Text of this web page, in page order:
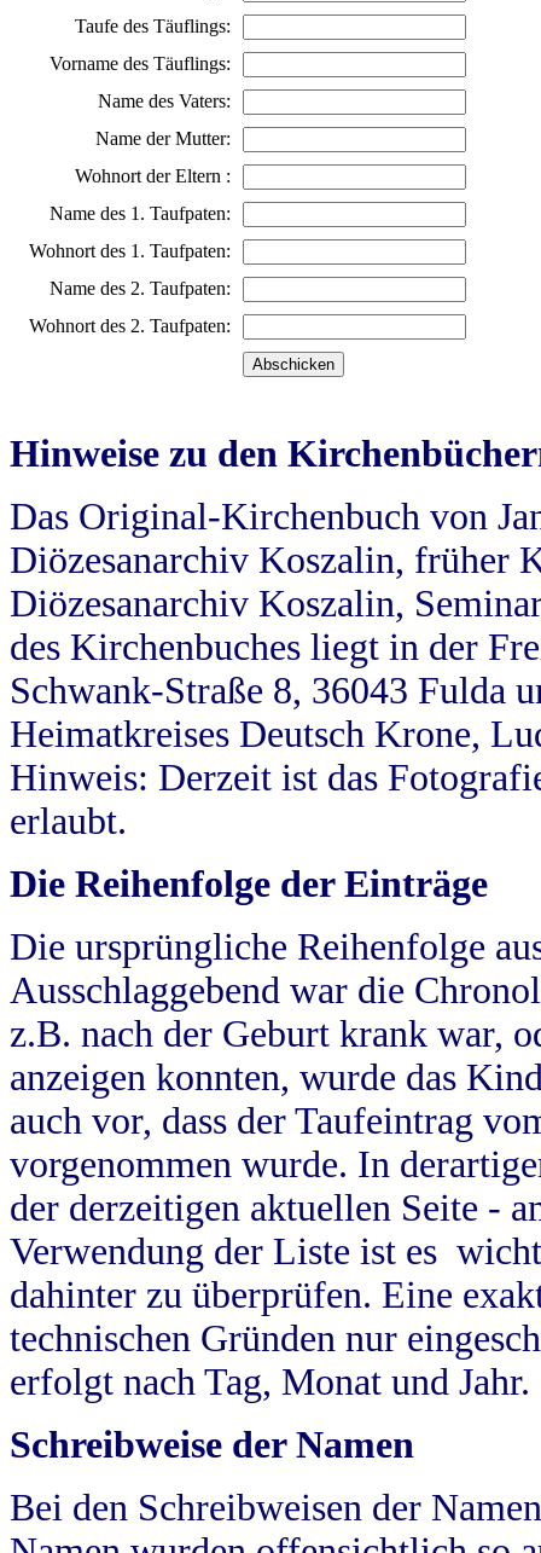
Taufe des Täuflings:
Vorname des Täuflings:
Name des Vaters:
Name der Mutter:
Wohnort der Eltern :
Name des 1. Taufpaten:
Wohnort des 1. Taufpaten:
Name des 2. Taufpaten:
Wohnort des 2. Taufpaten:
Hinweise zu den
Das Original-Kirchenbuch von
Diözesanarchiv Koszalin, früher
Diözesanarchiv Koszalin,
des Kirchenbuches liegt in der
Schwank-Straße 8, 36043 Fulda
Heimatkreises Deutsch Krone,
Hinweis: Derzeit ist das
erlaubt.
Die Reihenfolge der Einträge
Die ursprüngliche Reihenfolge
Ausschlaggebend war die
z.B. nach der Geburt krank war,
anzeigen konnten, wurde das
auch vor, dass der Taufeintrag
vorgenommen wurde. In
der derzeitigen aktuellen Seite -
Verwendung der Liste ist es
dahinter zu überprüfen. Eine
technischen Gründen nur
erfolgt nach Tag, Monat und Jahr.
Schreibweise der Namen
Bei den Schreibweisen der